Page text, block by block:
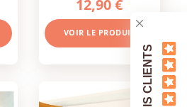
12,90 €
VOIR LE PRODUIT
AVIS CLIENTS